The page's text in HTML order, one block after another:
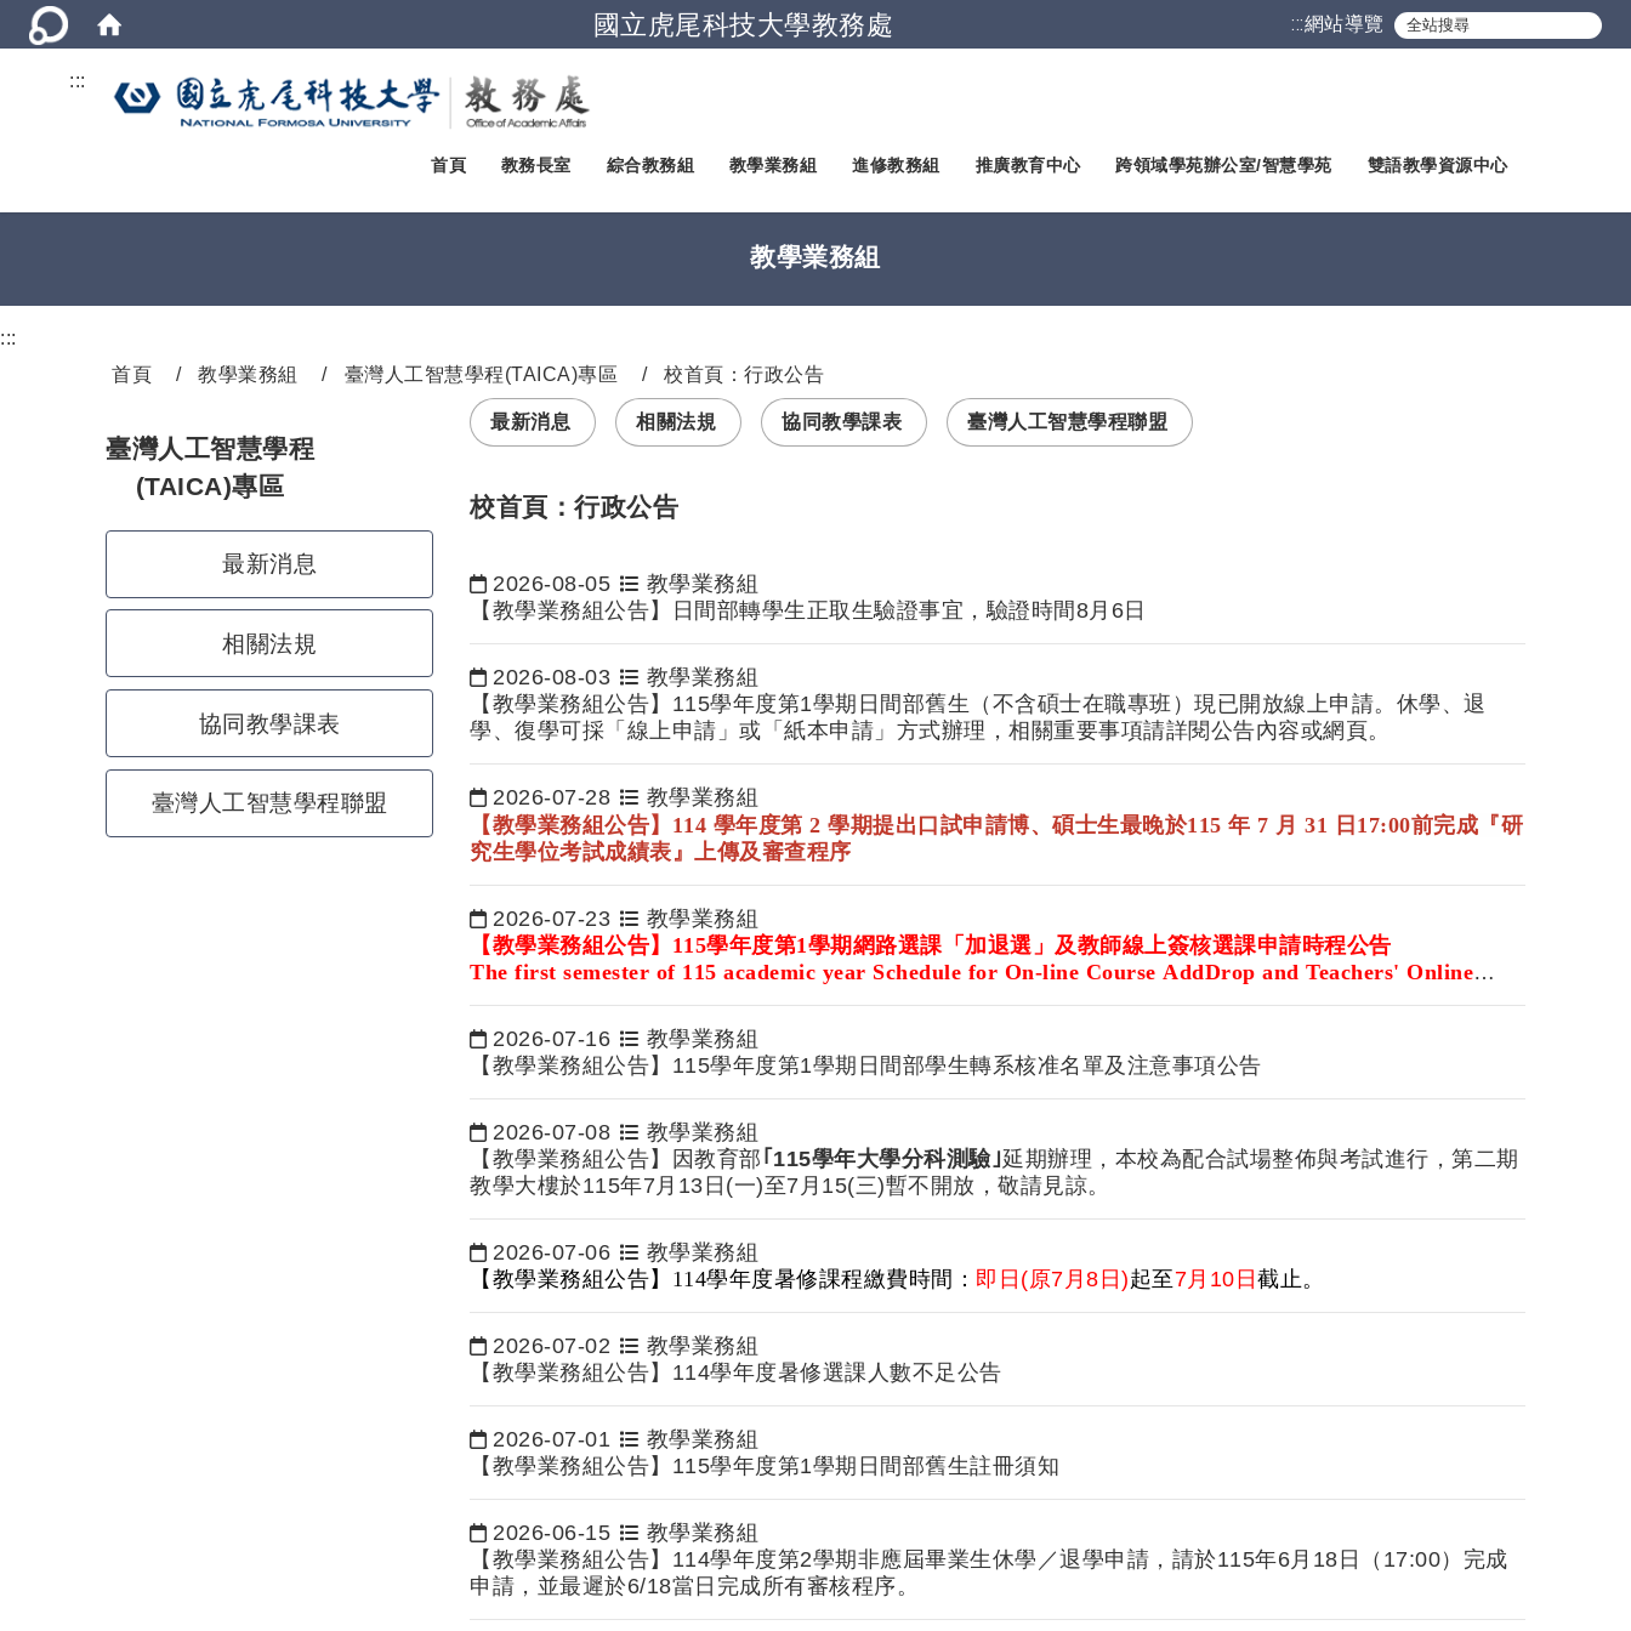
國立虎尾科技大學教務處 :::網站導覽
:::
首頁 教務長室 綜合教務組 教學業務組 進修教務組 推廣教育中心 跨領域學苑辦公室/智慧學苑 雙語教學資源中心
教學業務組
:::
首頁
教學業務組 臺灣人工智慧學程(TAICA)專區 校首頁：行政公告
臺灣人工智慧學程
(TAICA)專區
最新消息
相關法規
協同教學課表
臺灣人工智慧學程聯盟
最新消息 相關法規 協同教學課表 臺灣人工智慧學程聯盟
校首頁：行政公告
日期：
2026-08-05
教學業務組
【教學業務組公告】日間部轉學生正取生驗證事宜，驗證時間8月6日
日期：
2026-08-03
教學業務組
【教學業務組公告】115學年度第1學期日間部舊生（不含碩士在職專班）現已開放線上申請。休學、退
學、復學可採「線上申請」或「紙本申請」方式辦理，相關重要事項請詳閱公告內容或網頁。
日期：
2026-07-28
教學業務組
【教學業務組公告】 114 學年度第 2 學期提出口試申請博、碩士生最晚於115 年 7 月 31 日17:00前完成 『研
究生學位考試成績表』上傳及審查程序
日期：
2026-07-23
教學業務組
【教學業務組公告】115學年度第1學期網路選課「加退選」及教師線上簽核選課申請時程公告
The first semester of 115 academic year Schedule for On-line Course AddDrop and Teachers' Online
日期：
2026-07-16
教學業務組
【教學業務組公告】115學年度第1學期日間部學生轉系核准名單及注意事項公告
日期：
2026-07-08
教學業務組
【教學業務組公告】因教育部 ｢115學年大學分科測驗｣延期辦理，本校為配合試場整佈與考試進行，第二期
教學大樓於115年7月13日(一)至7月15(三)暫不開放，敬請見諒。
日期：
2026-07-06
教學業務組
【教學業務組公告】114學年度暑修課程繳費時間： 即日(原7月8日)起至7月10日截止。
日期：
2026-07-02
教學業務組
【教學業務組公告】114學年度暑修選課人數不足公告
日期：
2026-07-01
教學業務組
【教學業務組公告】115學年度第1學期日間部舊生註冊須知
日期：
2026-06-15
教學業務組
【教學業務組公告】114學年度第2學期非應屆畢業生休學／退學申請，請於115年6月18日（17:00）完成
申請，並最遲於6/18當日完成所有審核程序。